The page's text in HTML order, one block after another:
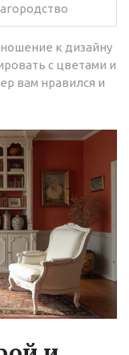
к дизайну
с цветами и
вам нравился и